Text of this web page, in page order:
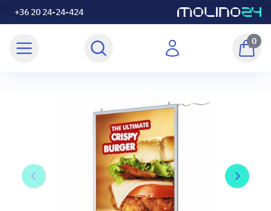
+36 20 24-24-424
0